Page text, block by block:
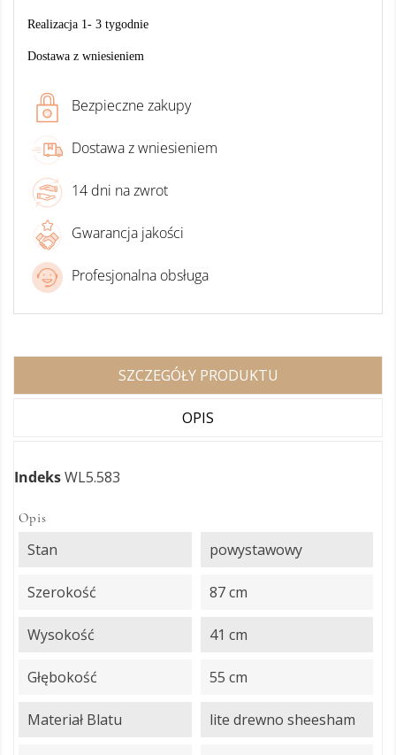
Realizacja 1- 3 tygodnie
Dostawa z wniesieniem
Bezpieczne zakupy
Dostawa z wniesieniem
14 dni na zwrot
Gwarancja jakości
Profesjonalna obsługa
SZCZEGÓŁY PRODUKTU
OPIS
IndeksWL5.583
Opis
Stan powystawowy
Szerokość 87 cm
Wysokość 41 cm
Głębokość 55 cm
Materiał Blatu lite drewno sheesham